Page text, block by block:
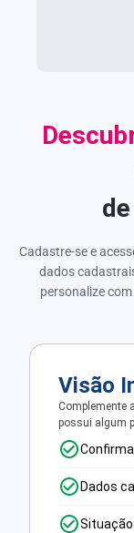
Cadastre-se e
dados
personalize
Visão
Complemente
possui algum
Dados
Situação